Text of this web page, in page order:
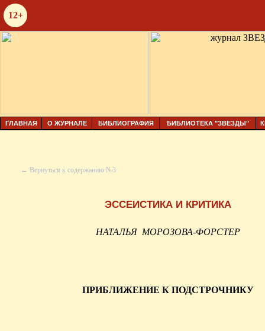
12+
ГЛАВНАЯ О ЖУРНАЛЕ БИБЛИОГРАФИЯ БИБЛИОТЕКА "ЗВЕЗДЫ"
← Вернуться к содержанию №3
ЭССЕИСТИКА И КРИТИКА
НАТАЛЬЯ МОРОЗОВА-ФОРСТЕР
ПРИБЛИЖЕНИЕ К ПОДСТРОЧНИКУ